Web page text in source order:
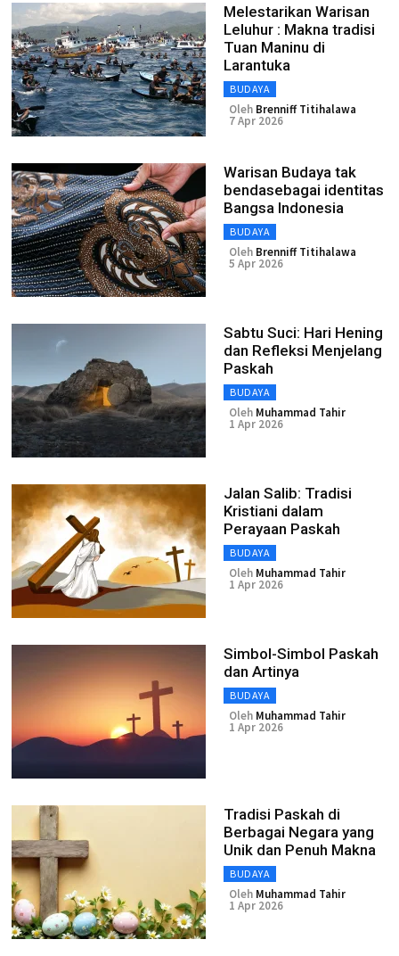
Melestarikan Warisan
Leluhur : Makna tradisi
Tuan Maninu di
Larantuka
BUDAYA
Oleh Brenniff Titihalawa
7 Apr 2026
Warisan Budaya tak
bendasebagai identitas
Bangsa Indonesia
BUDAYA
Oleh Brenniff Titihalawa
5 Apr 2026
Sabtu Suci: Hari Hening
dan Refleksi Menjelang
Paskah
BUDAYA
Oleh Muhammad Tahir
1 Apr 2026
Jalan Salib: Tradisi
Kristiani dalam
Perayaan Paskah
BUDAYA
Oleh Muhammad Tahir
1 Apr 2026
Simbol-Simbol Paskah
dan Artinya
BUDAYA
Oleh Muhammad Tahir
1 Apr 2026
Tradisi Paskah di
Berbagai Negara yang
Unik dan Penuh Makna
BUDAYA
Oleh Muhammad Tahir
1 Apr 2026